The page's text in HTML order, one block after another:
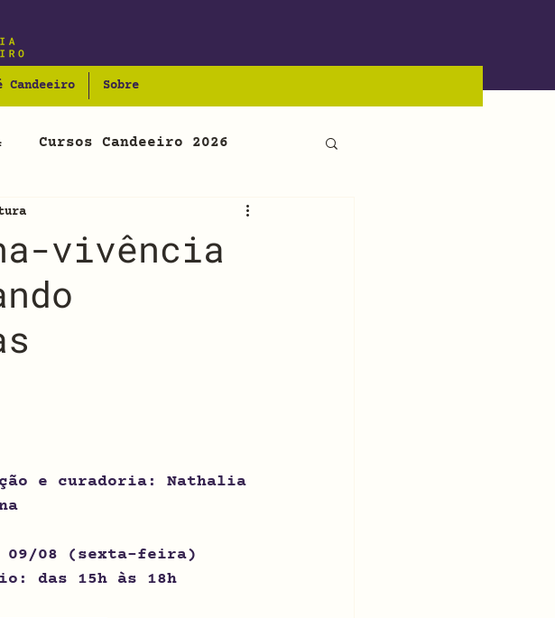
Candeeiro Sobre
Cursos Candeeiro 2026
vivência
e curadoria: Nathalia
09/08 (sexta-feira)
das 15h às 18h